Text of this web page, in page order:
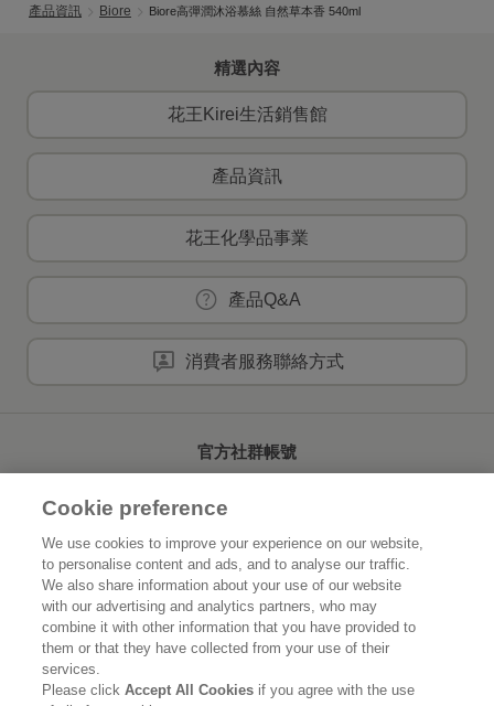
產品資訊 Biore Biore高彈潤沐浴慕絲 自然草本香 540ml
精選內容
花王Kirei生活銷售館
產品資訊
花王化學品事業
產品Q&A
消費者服務聯絡方式
官方社群帳號
首頁 關於花王
可持續發展 創新研發
品牌資訊
Cookie preference
We use cookies to improve your experience on our website,
to personalise content and ads, and to analyse our traffic.
We also share information about your use of our website
with our advertising and analytics partners, who may
combine it with other information that you have provided to
them or that they have collected from your use of their
services.
Please clickAccept All Cookies if you agree with the use